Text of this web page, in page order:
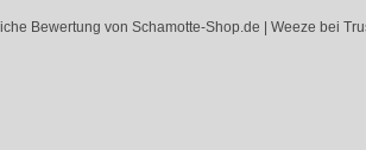
Bewertung von Schamotte-Shop.de | Weeze bei